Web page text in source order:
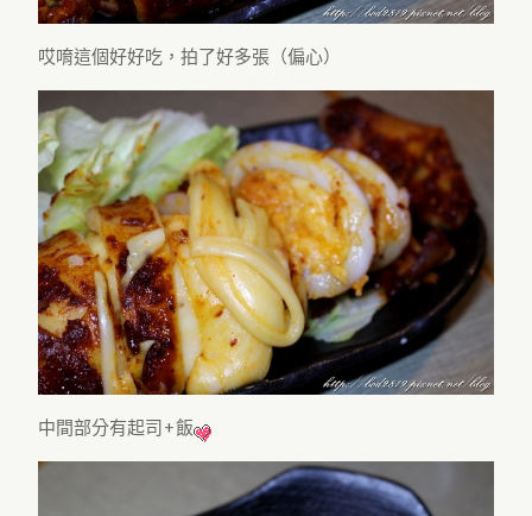
哎唷這個好好吃，拍了好多張（偏心）
中間部分有起司+飯